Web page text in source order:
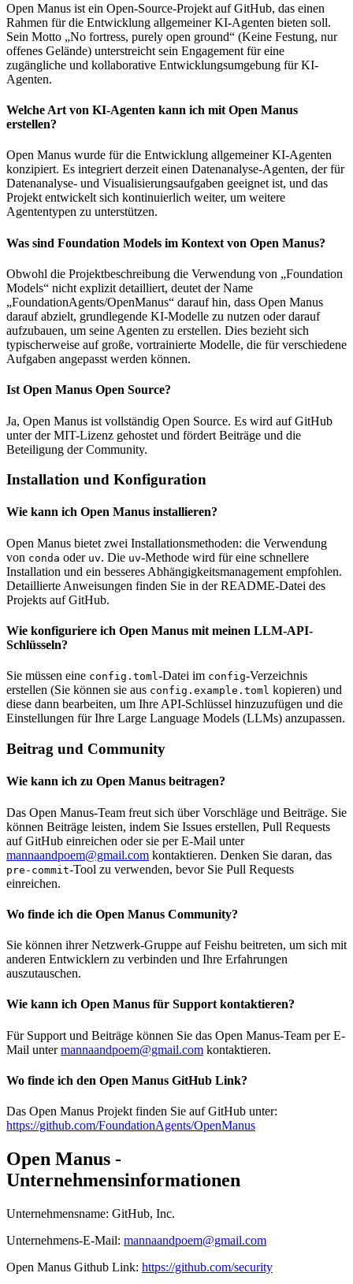
Open Manus ist ein Open-Source-Projekt auf GitHub, das einen
Rahmen für die Entwicklung allgemeiner KI-Agenten bieten soll.
Sein Motto „No fortress, purely open ground“ (Keine Festung, nur
offenes Gelände) unterstreicht sein Engagement für eine
zugängliche und kollaborative Entwicklungsumgebung für KI-
Agenten.
Welche Art von KI-Agenten kann ich mit Open Manus
erstellen?
Open Manus wurde für die Entwicklung allgemeiner KI-Agenten
konzipiert. Es integriert derzeit einen Datenanalyse-Agenten, der für
Datenanalyse- und Visualisierungsaufgaben geeignet ist, und das
Projekt entwickelt sich kontinuierlich weiter, um weitere
Agententypen zu unterstützen.
Was sind Foundation Models im Kontext von Open Manus?
Obwohl die Projektbeschreibung die Verwendung von „Foundation
Models“ nicht explizit detailliert, deutet der Name
„FoundationAgents/OpenManus“ darauf hin, dass Open Manus
darauf abzielt, grundlegende KI-Modelle zu nutzen oder darauf
aufzubauen, um seine Agenten zu erstellen. Dies bezieht sich
typischerweise auf große, vortrainierte Modelle, die für verschiedene
Aufgaben angepasst werden können.
Ist Open Manus Open Source?
Ja, Open Manus ist vollständig Open Source. Es wird auf GitHub
unter der MIT-Lizenz gehostet und fördert Beiträge und die
Beteiligung der Community.
Installation und Konfiguration
Wie kann ich Open Manus installieren?
Open Manus bietet zwei Installationsmethoden: die Verwendung
von conda oder uv. Die uv-Methode wird für eine schnellere
Installation und ein besseres Abhängigkeitsmanagement empfohlen.
Detaillierte Anweisungen finden Sie in der README-Datei des
Projekts auf GitHub.
Wie konfiguriere ich Open Manus mit meinen LLM-API-
Schlüsseln?
Sie müssen eine config.toml-Datei im config-Verzeichnis
erstellen (Sie können sie aus config.example.toml kopieren) und
diese dann bearbeiten, um Ihre API-Schlüssel hinzuzufügen und die
Einstellungen für Ihre Large Language Models (LLMs) anzupassen.
Beitrag und Community
Wie kann ich zu Open Manus beitragen?
Das Open Manus-Team freut sich über Vorschläge und Beiträge. Sie
können Beiträge leisten, indem Sie Issues erstellen, Pull Requests
auf GitHub einreichen oder sie per E-Mail unter
mannaandpoem@gmail.com kontaktieren. Denken Sie daran, das
pre-commit-Tool zu verwenden, bevor Sie Pull Requests
einreichen.
Wo finde ich die Open Manus Community?
Sie können ihrer Netzwerk-Gruppe auf Feishu beitreten, um sich mit
anderen Entwicklern zu verbinden und Ihre Erfahrungen
auszutauschen.
Wie kann ich Open Manus für Support kontaktieren?
Für Support und Beiträge können Sie das Open Manus-Team per E-
Mail untermannaandpoem@gmail.com kontaktieren.
Wo finde ich den Open Manus GitHub Link?
Das Open Manus Projekt finden Sie auf GitHub unter:
https://github.com/FoundationAgents/OpenManus
Open Manus -
Unternehmensinformationen
Unternehmensname: GitHub, Inc.
Unternehmens-E-Mail: mannaandpoem@gmail.com
Open Manus Github Link: https://github.com/security